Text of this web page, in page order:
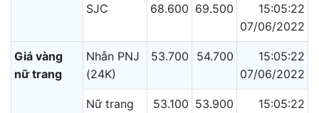
SJC 68.600 69.500
15:05:22
07/06/2022
Giá vàng
nữ trang
Nhẫn PNJ
(24K)
53.700 54.700
15:05:22
07/06/2022
Nữ trang
53.100 53.900
15:05:22